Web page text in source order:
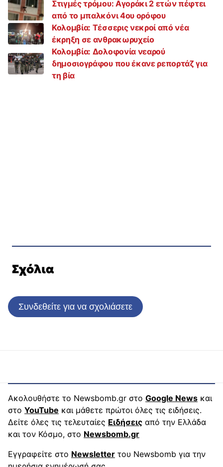
Στιγμές τρόμου: Αγοράκι 2 ετών πέφτει
από το μπαλκόνι 4ου ορόφου
Κολομβία: Τέσσερις νεκροί από νέα
έκρηξη σε ανθρακωρυχείο
Κολομβία: Δολοφονία νεαρού
δημοσιογράφου που έκανε ρεπορτάζ για
τη βία
Σχόλια
Συνδεθείτε για να σχολιάσετε
Ακολουθήστε το Newsbomb.gr στο Google News και
στο YouTube και μάθετε πρώτοι όλες τις ειδήσεις.
Δείτε όλες τις τελευταίες Ειδήσεις από την Ελλάδα
και τον Κόσμο, στο Newsbomb.gr
Εγγραφείτε στο Newsletter του Newsbomb για την